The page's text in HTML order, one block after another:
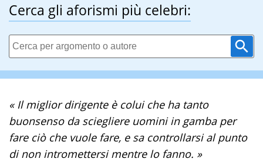
Cerca gli aforismi più celebri:
« Il miglior dirigente è colui che ha tanto
buonsenso da sciegliere uomini in gamba per
fare ciò che vuole fare, e sa controllarsi al punto
di non intromettersi mentre lo fanno. »